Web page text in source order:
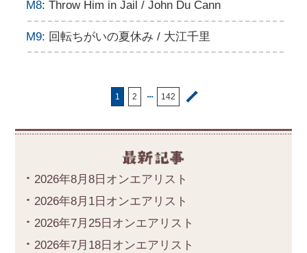
M8: Throw Him in Jail / John Du Cann
M9: 回転ちがいの夏休み / 大江千里
1 2 ・・・ 142
2026年8月8日オンエアリスト
2026年8月1日オンエアリスト
2026年7月25日オンエアリスト
2026年7月18日オンエアリスト